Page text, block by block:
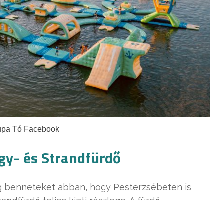
Tó Facebook
és Strandfürdő
benneteket abban, hogy Pesterzsébeten is